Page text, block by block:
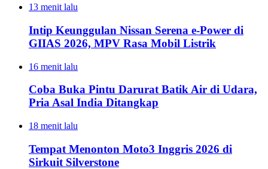
13 menit lalu
Intip Keunggulan Nissan Serena e-Power di
GIIAS 2026, MPV Rasa Mobil Listrik
16 menit lalu
Coba Buka Pintu Darurat Batik Air di Udara,
Pria Asal India Ditangkap
18 menit lalu
Tempat Menonton Moto3 Inggris 2026 di
Sirkuit Silverstone